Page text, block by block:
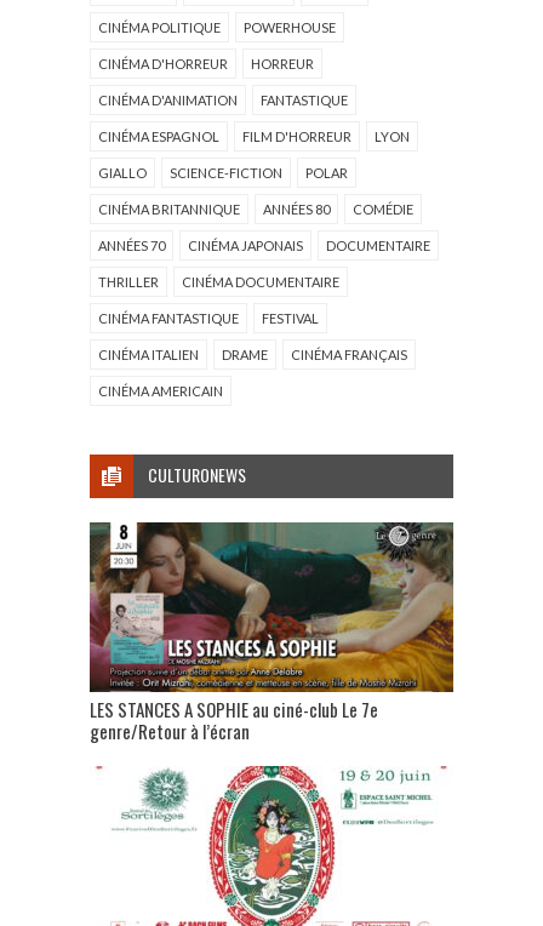
CINÉMA POLITIQUE POWERHOUSE
CINÉMA D'HORREUR HORREUR
CINÉMA D'ANIMATION FANTASTIQUE
CINÉMA ESPAGNOL FILM D'HORREUR LYON
GIALLO SCIENCE-FICTION POLAR
CINÉMA BRITANNIQUE ANNÉES 80 COMÉDIE
ANNÉES 70 CINÉMA JAPONAIS DOCUMENTAIRE
THRILLER CINÉMA DOCUMENTAIRE
CINÉMA FANTASTIQUE FESTIVAL
CINÉMA ITALIEN DRAME CINÉMA FRANÇAIS
CINÉMA AMERICAIN
CULTURONEWS
LES STANCES A SOPHIE au ciné-club Le 7e
genre/Retour à l’écran